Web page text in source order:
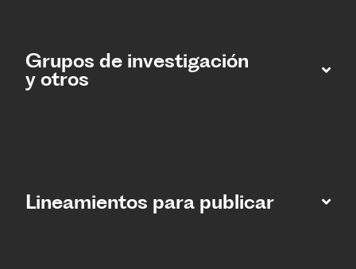
Grupos de investigación
y otros
Lineamientos para publicar